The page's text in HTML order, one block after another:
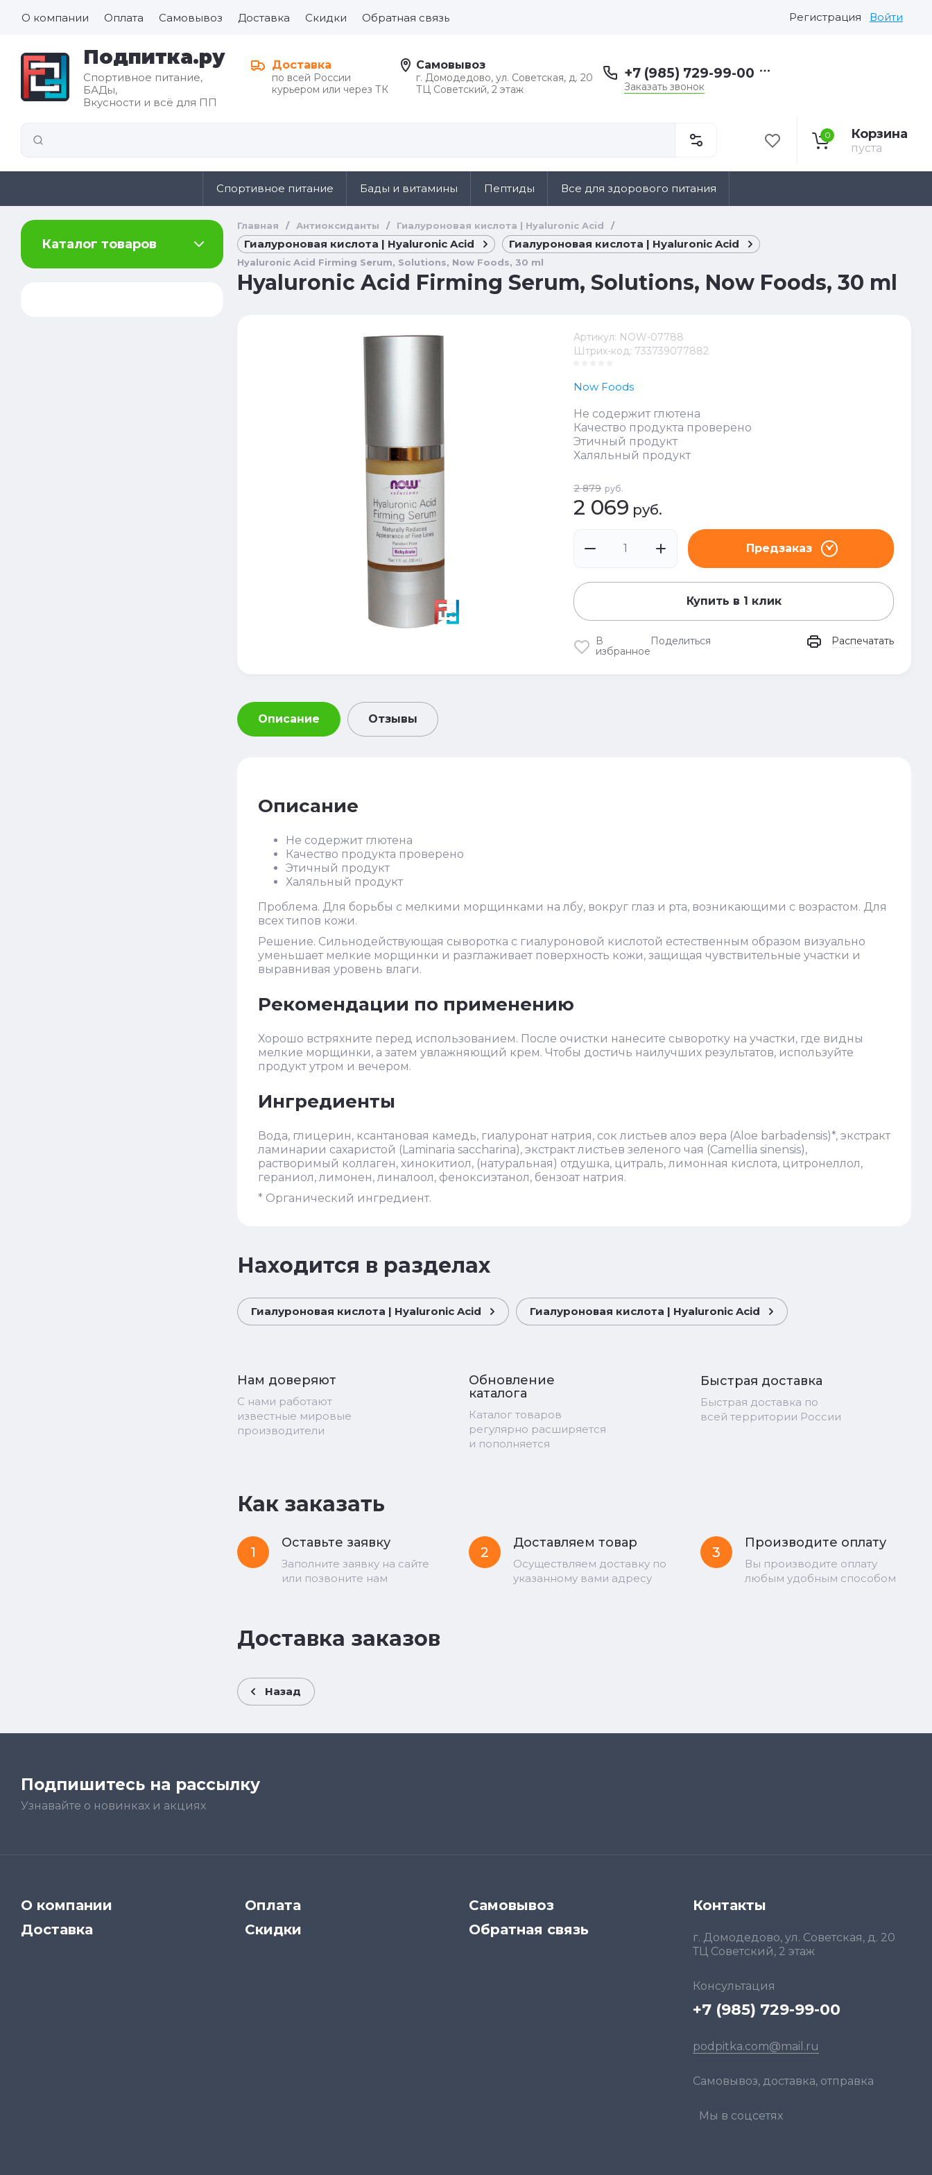
О компании Оплата Самовывоз Доставка Скидки Обратная связь Регистрация Войти
Подпитка.ру
Спортивное питание,
БАДы,
Вкусности и всё для ПП
Доставка
по всей России
курьером или через ТК
Самовывоз
г. Домодедово, ул. Советская, д. 20
ТЦ Советский, 2 этаж
+7 (985) 729-99-00
Заказать звонок
0 Корзина
пуста
Спортивное питание Бады и витамины Пептиды Все для здорового питания
Каталог товаров
Главная / Антиоксиданты / Гиалуроновая кислота | Hyaluronic Acid /
Гиалуроновая кислота | Hyaluronic Acid Гиалуроновая кислота | Hyaluronic Acid
Hyaluronic Acid Firming Serum, Solutions, Now Foods, 30 ml
Hyaluronic Acid Firming Serum, Solutions, Now Foods, 30 ml
Артикул: NOW-07788
Штрих-код: 733739077882
Now Foods
Не содержит глютена
Качество продукта проверено
Этичный продукт
Халяльный продукт
2 879 руб.
2 069 руб.
Предзаказ
Купить в 1 клик
В
избранное
Поделиться Распечатать
Описание Отзывы
Описание
Не содержит глютена
Качество продукта проверено
Этичный продукт
Халяльный продукт
Проблема. Для борьбы с мелкими морщинками на лбу, вокруг глаз и рта, возникающими с возрастом. Для
всех типов кожи.
Решение. Сильнодействующая сыворотка с гиалуроновой кислотой естественным образом визуально
уменьшает мелкие морщинки и разглаживает поверхность кожи, защищая чувствительные участки и
выравнивая уровень влаги.
Рекомендации по применению
Хорошо встряхните перед использованием. После очистки нанесите сыворотку на участки, где видны
мелкие морщинки, а затем увлажняющий крем. Чтобы достичь наилучших результатов, используйте
продукт утром и вечером.
Ингредиенты
Вода, глицерин, ксантановая камедь, гиалуронат натрия, сок листьев алоэ вера (Aloe barbadensis)*, экстракт
ламинарии сахаристой (Laminaria saccharina), экстракт листьев зеленого чая (Camellia sinensis),
растворимый коллаген, хинокитиол, (натуральная) отдушка, цитраль, лимонная кислота, цитронеллол,
гераниол, лимонен, линалоол, феноксиэтанол, бензоат натрия.
* Органический ингредиент.
Находится в разделах
Гиалуроновая кислота | Hyaluronic Acid Гиалуроновая кислота | Hyaluronic Acid
Нам доверяют
С нами работают
известные мировые
производители
Обновление
каталога
Каталог товаров
регулярно расширяется
и пополняется
Быстрая доставка
Быстрая доставка по
всей территории России
Как заказать
1
Оставьте заявку
Заполните заявку на сайте
или позвоните нам
2
Доставляем товар
Осуществляем доставку по
указанному вами адресу
3
Производите оплату
Вы производите оплату
любым удобным способом
Доставка заказов
Назад
Подпишитесь на рассылку
Узнавайте о новинках и акциях
О компании Оплата
Самовывоз
Доставка
Скидки Обратная связь
Контакты
г. Домодедово, ул. Советская, д. 20
ТЦ Советский, 2 этаж
Консультация
+7 (985) 729-99-00
podpitka.com@mail.ru
Самовывоз, доставка, отправка
Мы в соцсетях
Все для
здорового
питания